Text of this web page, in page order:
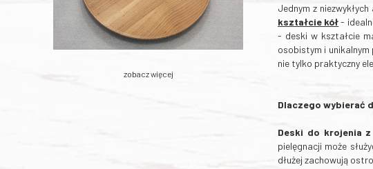
zobacz więcej
Jednym z
kształcie kół-
- deski w kształcie
osobistym i unikalnym
nie tylko praktyczny
Dlaczego wybierać
Deski do krojenia
pielęgnacji może
dłużej zachowują